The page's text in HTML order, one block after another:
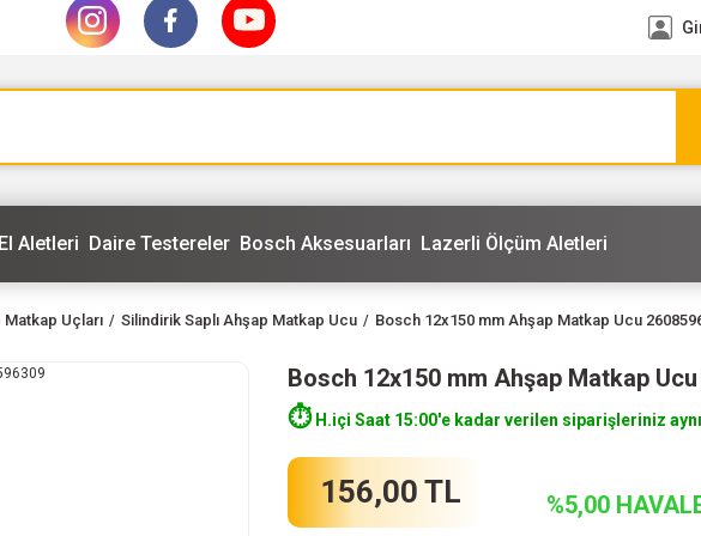
Aletleri Daire Testereler Bosch Aksesuarları Lazerli Ölçüm Aletleri
Matkap Uçları Silindirik Saplı Ahşap Matkap Ucu Bosch 12x150 mm Ahşap Matkap Ucu
Bosch 12x150 mm Ahşap Matkap
⏱️H.içi Saat 15:00'e kadar verilen siparişleriniz
156,00 TL %5,00